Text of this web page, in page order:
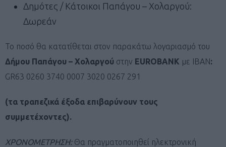
Δημότες / Κάτοικοι Παπάγου – Χολαργού:
Δωρεάν
Το ποσό θα κατατίθεται στον παρακάτω λογαριασμό του
Δήμου Παπάγου – Χολαργού στην EUROBANK με IBAN:
GR63 0260 3740 0007 3020 0267 291
(τα τραπεζικά έξοδα επιβαρύνουν τους
συμμετέχοντες).
ΧΡΟΝΟΜΕΤΡΗΣΗ: Θα πραγματοποιηθεί ηλεκτρονική